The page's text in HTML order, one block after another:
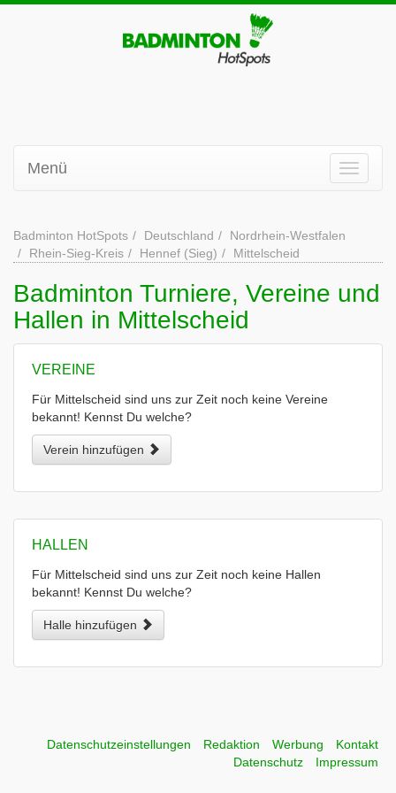
Menü
Badminton HotSpots Deutschland
Nordrhein-Westfalen
Rhein-Sieg-Kreis
Hennef (Sieg) Mittelscheid
Badminton Turniere, Vereine und
Hallen in Mittelscheid
VEREINE
Für Mittelscheid sind uns zur Zeit noch keine Vereine
bekannt! Kennst Du welche?
Verein hinzufügen
HALLEN
Für Mittelscheid sind uns zur Zeit noch keine Hallen
bekannt! Kennst Du welche?
Halle hinzufügen
Datenschutzeinstellungen Redaktion Werbung
Kontakt
Datenschutz
Impressum